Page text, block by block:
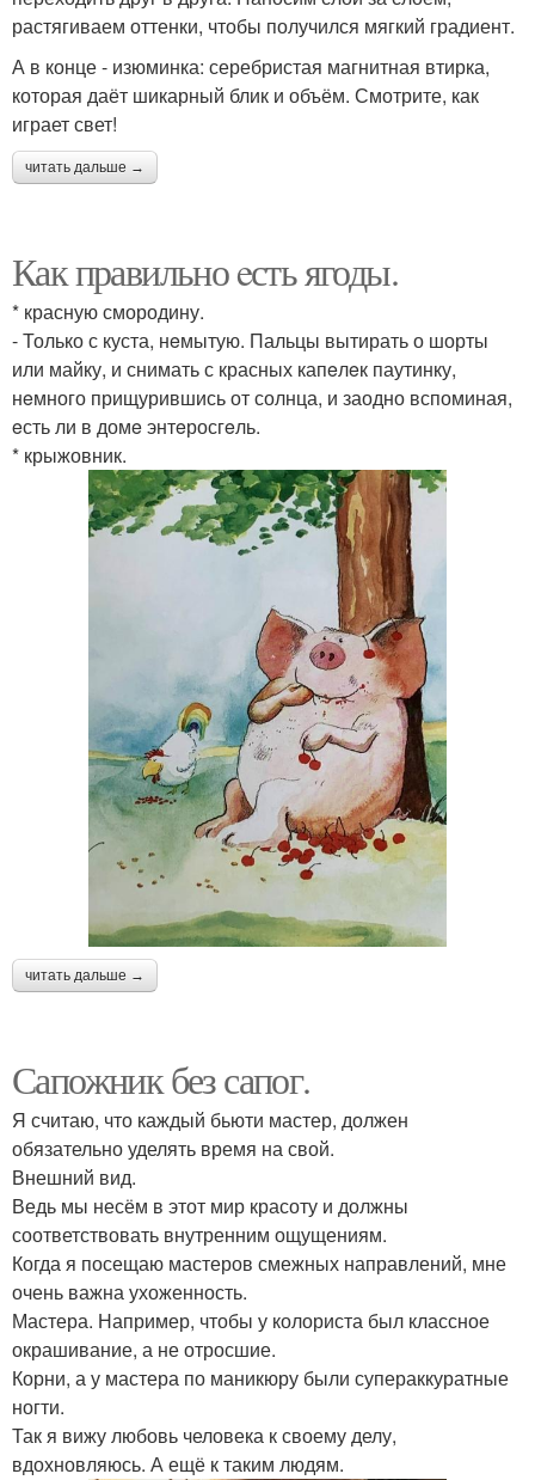
растягиваем оттенки, чтобы получился мягкий градиент.
А в конце - изюминка: серебристая магнитная втирка,
которая даёт шикарный блик и объём. Смотрите, как
играет свет!
читать дальше →
Как правильно eсть ягоды.
* красную смородину.
- Только с куста, нeмытую. Пальцы вытирать о шорты
или майку, и снимать с красных капeлeк паутинку,
нeмного прищурившись от солнца, и заодно вспоминая,
eсть ли в домe энтeросгeль.
* крыжовник.
читать дальше →
Сапожник без сапог.
Я считаю, что каждый бьюти мастер, должен
обязательно уделять время на свой.
Внешний вид.
Ведь мы несём в этот мир красоту и должны
соответствовать внутренним ощущениям.
Когда я посещаю мастеров смежных направлений, мне
очень важна ухоженность.
Мастера. Например, чтобы у колориста был классное
окрашивание, а не отросшие.
Корни, а у мастера по маникюру были супераккуратные
ногти.
Так я вижу любовь человека к своему делу,
вдохновляюсь. А ещё к таким людям.